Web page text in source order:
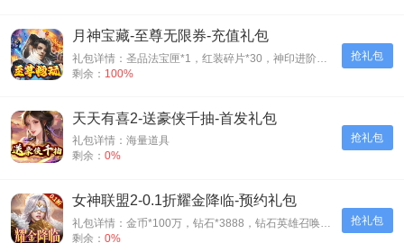
抢礼包
月神宝藏-至尊无限券-充值礼包
礼包详情：圣品法宝匣*1，红装碎片*30，神印进阶石*30
剩余： 100%
抢礼包
天天有喜2-送豪侠千抽-首发礼包
礼包详情：海量道具
剩余： 0%
抢礼包
女神联盟2-0.1折耀金降临-预约礼包
剩余： 0%